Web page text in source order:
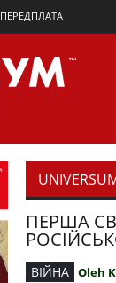
ПЕРЕДПЛАТА
ПЕРША
ВІЙНА Oleh